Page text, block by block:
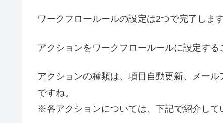
ワークフロールールの設定は2つで完了しま
アクションをワークフロールールに設定す
アクションの種類は、項目自動更新、メー
ですね。
※各アクションについては、下記で紹介して